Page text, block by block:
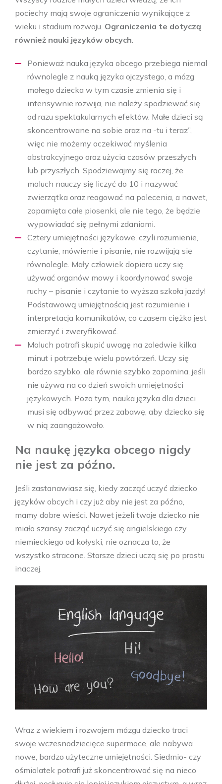
pociechy mają swoje ograniczenia wynikające z
wieku i stadium rozwoju. Ograniczenia te dotyczą
również nauki języków obcych.
Ponieważ nauka języka obcego przebiega niemal
równolegle z nauką języka ojczystego, a mózg
małego dziecka w tym czasie zmienia się i
intensywnie rozwija, nie należy spodziewać się
od razu spektakularnych efektów. Małe dzieci są
skoncentrowane na sobie oraz na -tu i teraz”,
więc nie możemy oczekiwać myślenia
abstrakcyjnego oraz użycia czasów przeszłych
lub przyszłych. Spodziewajmy się raczej, że
maluch nauczy się liczyć do 10 i nazywać
zwierzątka oraz reagować na polecenia, a nawet,
zapamięta całe piosenki, ale nie tego, że będzie
wypowiadać się pełnymi zdaniami.
Cztery umiejętności językowe, czyli rozumienie,
czytanie, mówienie i pisanie, nie rozwijają się
równolegle. Mały człowiek dopiero uczy się
używać organów mowy i koordynować swoje
ruchy – pisanie i czytanie to wyższa szkoła jazdy!
Podstawową umiejętnością jest rozumienie i
interpretacja komunikatów, co czasem ciężko jest
zmierzyć i zweryfikować.
Maluch potrafi skupić uwagę na zaledwie kilka
minut i potrzebuje wielu powtórzeń. Uczy się
bardzo szybko, ale równie szybko zapomina, jeśli
nie używa na co dzień swoich umiejętności
językowych. Poza tym, nauka języka dla dzieci
musi się odbywać przez zabawę, aby dziecko się
w nią zaangażowało.
Na naukę języka obcego nigdy
nie jest za późno.
Jeśli zastanawiasz się, kiedy zacząć uczyć dziecko
języków obcych i czy już aby nie jest za późno,
mamy dobre wieści. Nawet jeżeli twoje dziecko nie
miało szansy zacząć uczyć się angielskiego czy
niemieckiego od kołyski, nie oznacza to, że
wszystko stracone. Starsze dzieci uczą się po prostu
inaczej.
Wraz z wiekiem i rozwojem mózgu dziecko traci
swoje wczesnodziecięce supermoce, ale nabywa
nowe, bardzo użyteczne umiejętności. Siedmio- czy
ośmiolatek potrafi już skoncentrować się na nieco